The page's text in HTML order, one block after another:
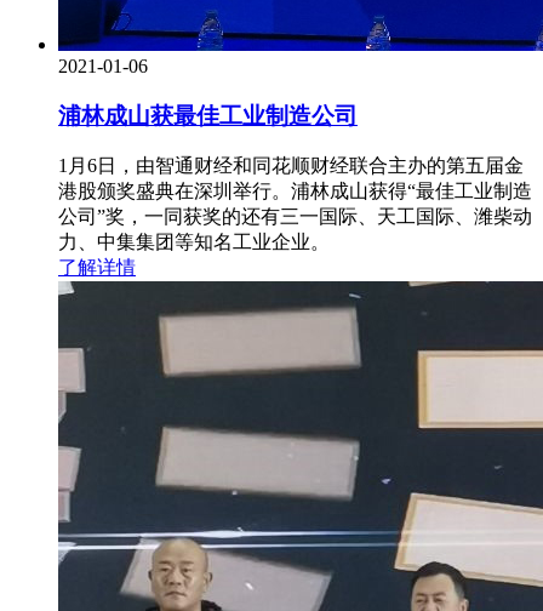
2021-01-06
浦林成山获最佳工业制造公司
1月6日，由智通财经和同花顺财经联合主办的第五届金
港股颁奖盛典在深圳举行。浦林成山获得“最佳工业制造
公司”奖，一同获奖的还有三一国际、天工国际、潍柴动
力、中集集团等知名工业企业。
了解详情